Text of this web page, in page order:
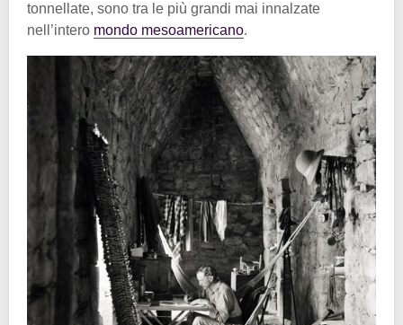
tonnellate, sono tra le più grandi mai innalzate
nell’intero mondo mesoamericano.